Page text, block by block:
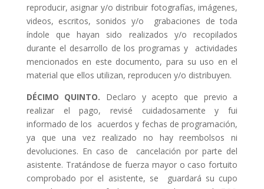
reproducir, asignar y/o distribuir fotografías, imágenes,
videos, escritos, sonidos y/o grabaciones de toda
índole que hayan sido realizados y/o recopilados
durante el desarrollo de los programas y actividades
mencionados en este documento, para su uso en el
material que ellos utilizan, reproducen y/o distribuyen.
DÉCIMO QUINTO. Declaro y acepto que previo a
realizar el pago, revisé cuidadosamente y fui
informado de los acuerdos y fechas de programación,
ya que una vez realizado no hay reembolsos ni
devoluciones. En caso de cancelación por parte del
asistente. Tratándose de fuerza mayor o caso fortuito
comprobado por el asistente, se guardará su cupo